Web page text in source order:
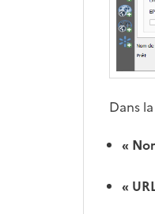
Dans
«
«